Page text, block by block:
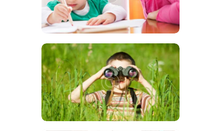
NOUVEAUTÉS DE LA MICRO
CRÈCHE
24 JANVIER 2019
1069
VIEWS
0 COMMENTS 2 LIKES
BY
WEBMASTER
SHARE